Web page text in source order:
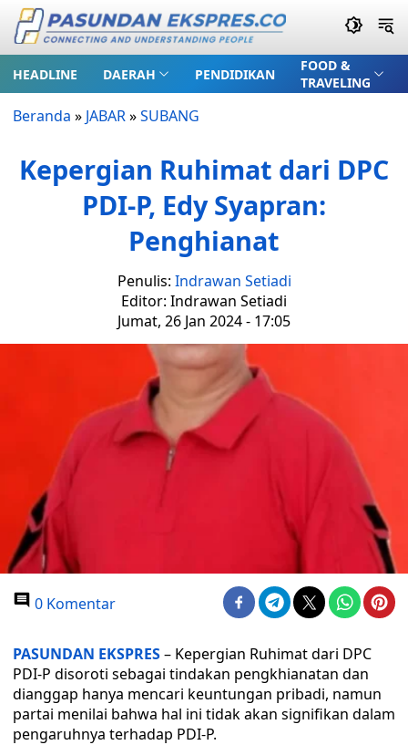
HEADLINE DAERAH PENDIDIKAN
FOOD &
TRAVELING
Beranda » JABAR»SUBANG
Kepergian Ruhimat dari DPC
PDI-P, Edy Syapran:
Penghianat
Penulis: Indrawan Setiadi
Editor: Indrawan Setiadi
Jumat, 26 Jan 2024 - 17:05
0 Komentar
PASUNDAN EKSPRES– Kepergian Ruhimat dari DPC
PDI-P disoroti sebagai tindakan pengkhianatan dan
dianggap hanya mencari keuntungan pribadi, namun
partai menilai bahwa hal ini tidak akan signifikan dalam
pengaruhnya terhadap PDI-P.